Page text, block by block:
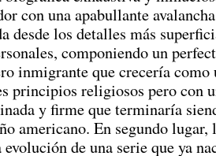
con una apabullante
desde los detalles más
componiendo un
inmigrante que crecería como
principios religiosos pero con
y firme que terminaría
americano. En segundo lugar,
de una serie que ya